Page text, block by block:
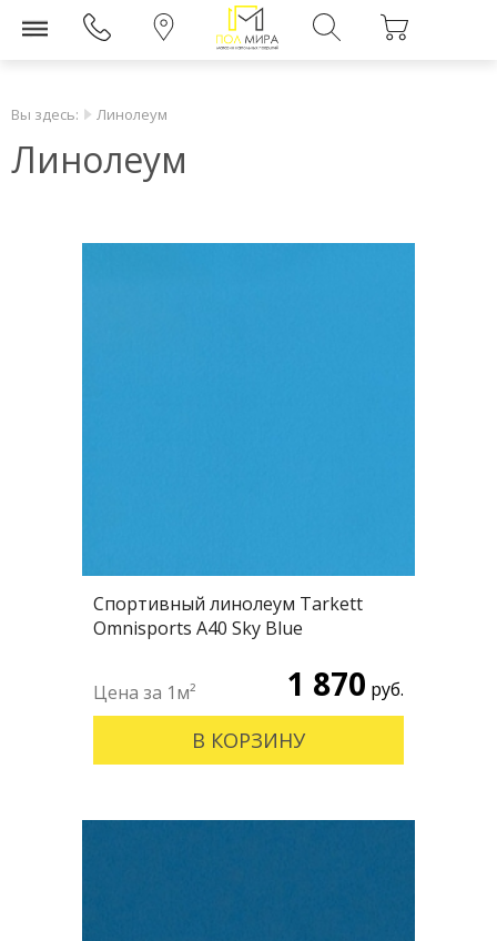
Вы здесь: Линолеум
Линолеум
Спортивный линолеум Tarkett
Omnisports А40 Sky Blue
1 870 руб.
В КОРЗИНУ